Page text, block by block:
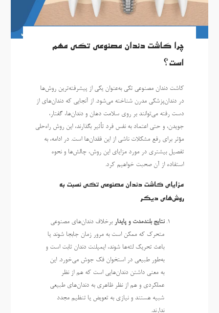
چرا کاشت دندان مصنوعی تکی مهم
است؟
کاشت دندان مصنوعی تکی به‌عنوان یکی از پیشرفته‌ترین روش‌ها
در دندان‌پزشکی مدرن شناخته می‌شود. از آنجایی که دندان‌های از
دست رفته می‌توانند بر روی سلامت دهان و دندان‌ها، گفتار،
جویدن، و حتی اعتماد به نفس فرد تأثیر بگذارند، این روش راه‌حلی
مؤثر برای رفع مشکلات ناشی از این فقدان‌ها است. در ادامه، به
تفصیل بیشتری در مورد مزایای این روش، چالش‌ها و نحوه
استفاده از آن صحبت خواهیم کرد.
مزایای کاشت دندان مصنوعی تکی نسبت به
روش‌های دیگر
نتایج بلندمدت و پایدار برخلاف دندان‌های مصنوعی
متحرک که ممکن است به مرور زمان جابجا شوند یا
باعث تحریک لثه‌ها شوند، ایمپلنت دندان ثابت است و
به‌طور طبیعی در استخوان فک جوش می‌خورد. این
به معنی داشتن دندان‌هایی است که هم از نظر
عملکردی و هم از نظر ظاهری به دندان‌های طبیعی
شبیه هستند و نیازی به تعویض یا تنظیم مجدد
ندارند.